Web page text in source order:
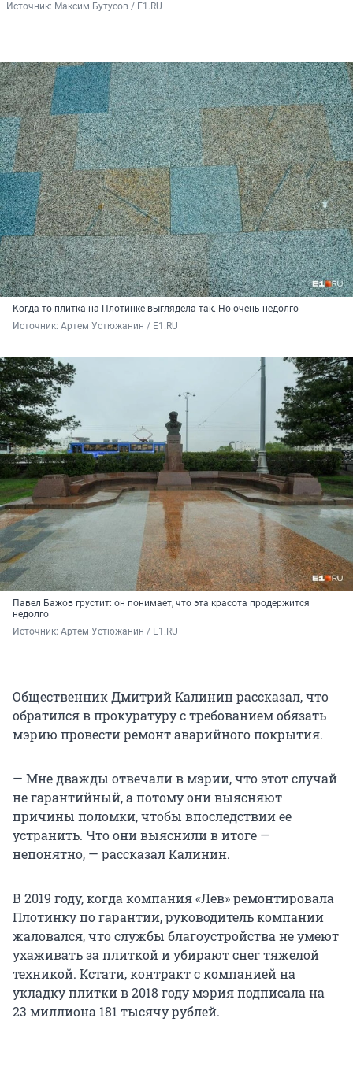
Источник: Максим Бутусов / E1.RU
Когда-то плитка на Плотинке выглядела так. Но очень недолго
Источник: Артем Устюжанин / E1.RU
Павел Бажов грустит: он понимает, что эта красота продержится
недолго
Источник: Артем Устюжанин / E1.RU
Общественник Дмитрий Калинин рассказал, что
обратился в прокуратуру с требованием обязать
мэрию провести ремонт аварийного покрытия.
— Мне дважды отвечали в мэрии, что этот случай
не гарантийный, а потому они выясняют
причины поломки, чтобы впоследствии ее
устранить. Что они выяснили в итоге —
непонятно, — рассказал Калинин.
В 2019 году, когда компания «Лев» ремонтировала
Плотинку по гарантии, руководитель компании
жаловался, что службы благоустройства не умеют
ухаживать за плиткой и убирают снег тяжелой
техникой. Кстати, контракт с компанией на
укладку плитки в 2018 году мэрия подписала на
23 миллиона 181 тысячу рублей.